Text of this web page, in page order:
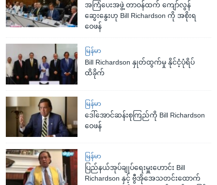
အကြံပေးအဖွဲ့ တာဝန်ထက် ကျော်လွန်
ဆွေးနွေးဟု Bill Richardson ကို အစိုးရ
ဝေဖန်
မြန်မာ
Bill Richardson နှုတ်ထွက်မှု နိုင်ငံ့ပုံရိပ်
ထိခိုက်
မြန်မာ
ဒေါ်အောင်ဆန်းစုကြည်ကို Bill Richardson
ဝေဖန်
မြန်မာ
ပြည်နယ်အုပ်ချုပ်ရေးမှူးဟောင်း Bill
Richardson နှင့် ဗွီအိုအေသတင်းထောက်